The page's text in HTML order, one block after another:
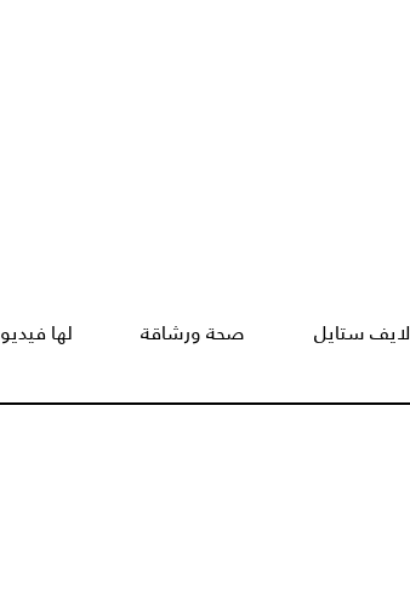
لايف ستايل صحة ورشاقة لها فيديو